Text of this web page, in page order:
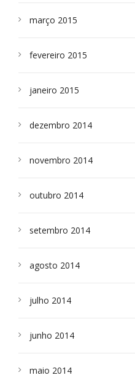
março 2015
fevereiro 2015
janeiro 2015
dezembro 2014
novembro 2014
outubro 2014
setembro 2014
agosto 2014
julho 2014
junho 2014
maio 2014